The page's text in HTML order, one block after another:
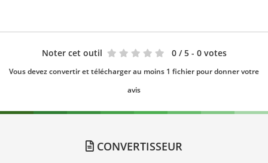
Noter cet outil 0 / 5 - 0 votes
Vous devez convertir et télécharger au moins 1 fichier pour donner votre
avis
CONVERTISSEUR